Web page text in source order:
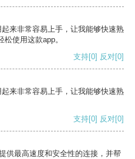
来非常容易上手，让我能够快速熟
使用这款app。
支持[0] 反对[0]
来非常容易上手，让我能够快速熟
支持[0] 反对[0]
供最高速度和安全性的连接，并帮